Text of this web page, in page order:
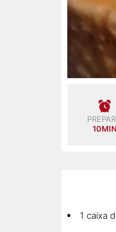
10MIN
1 caixa